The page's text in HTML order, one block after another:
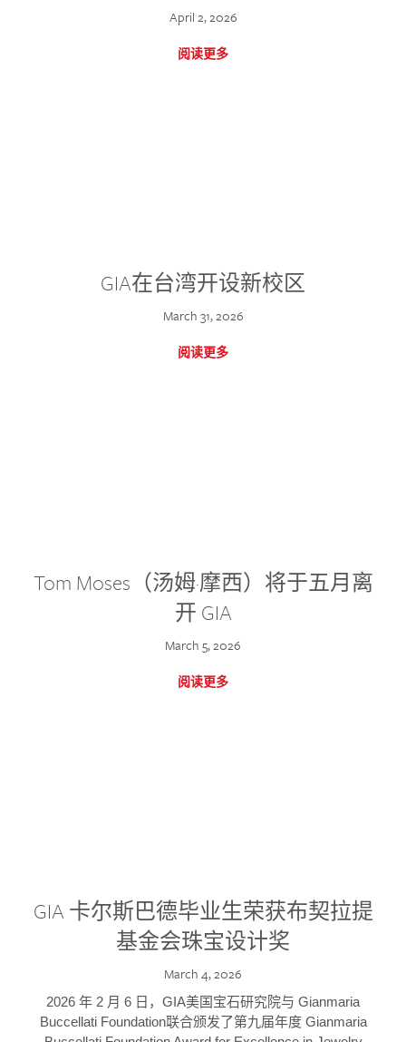
April 2, 2026
阅读更多
GIA在台湾开设新校区
March 31, 2026
阅读更多
Tom Moses（汤姆·摩西）将于五月离
开 GIA
March 5, 2026
阅读更多
GIA 卡尔斯巴德毕业生荣获布契拉提
基金会珠宝设计奖
March 4, 2026
2026 年 2 月 6 日，GIA美国宝石研究院与 Gianmaria
Buccellati Foundation联合颁发了第九届年度 Gianmaria